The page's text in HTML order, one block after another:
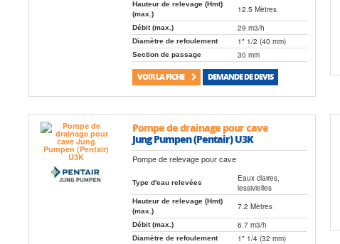
Hauteur de relevage (Hmt)
(max.)
12.5 Mètres
Débit (max.) 29 m3/h
Diamètre de refoulement 1" 1/2 (40 mm)
Section de passage 30 mm
VOIR LA FICHE DEMANDE DE DEVIS
Pompe de drainage pour cave
Jung Pumpen (Pentair) U3K
Pompe de relevage pour cave
Type d'eau relevées
Eaux claires,
lessivielles
Hauteur de relevage (Hmt)
(max.)
7.2 Mètres
Débit (max.) 6.7 m3/h
Diamètre de refoulement 1" 1/4 (32 mm)